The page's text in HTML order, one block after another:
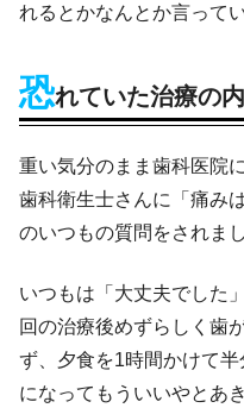
れるとかなんとか言って
恐れていた治療の
重い気分のまま歯科医院に
歯科衛生士さんに「痛み
のいつもの質問をされまし
いつもは「大丈夫でした
回の治療後めずらしく歯
ず、夕食を1時間かけて
になってもういいやとあ